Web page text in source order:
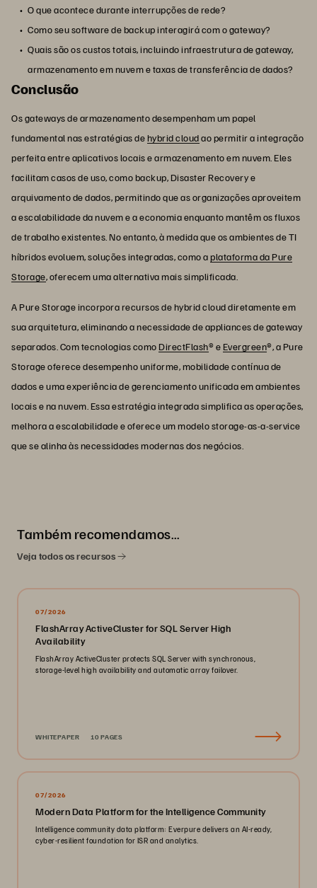
O que acontece durante interrupções de rede?
Como seu software de backup interagirá com o gateway?
Quais são os custos totais, incluindo infraestrutura de gateway,
armazenamento em nuvem e taxas de transferência de dados?
Conclusão
Os gateways de armazenamento desempenham um papel
fundamental nas estratégias dehybrid cloudao permitir a integração
perfeita entre aplicativos locais e armazenamento em nuvem. Eles
facilitam casos de uso, como backup, Disaster Recovery e
arquivamento de dados, permitindo que as organizações aproveitem
a escalabilidade da nuvem e a economia enquanto mantêm os fluxos
de trabalho existentes. No entanto, à medida que os ambientes de TI
híbridos evoluem, soluções integradas, como aplataforma da Pure
Storage, oferecem uma alternativa mais simplificada.
A Pure Storage incorpora recursos de hybrid cloud diretamente em
sua arquitetura, eliminando a necessidade de appliances de gateway
separados. Com tecnologias comoDirectFlash® eEvergreen®, a Pure
Storage oferece desempenho uniforme, mobilidade contínua de
dados e uma experiência de gerenciamento unificada em ambientes
locais e na nuvem. Essa estratégia integrada simplifica as operações,
melhora a escalabilidade e oferece um modelo storage-as-a-service
que se alinha às necessidades modernas dos negócios.
Também recomendamos…
Veja todos os recursos
07/2026
FlashArray ActiveCluster for SQL Server High
Availability
FlashArray ActiveCluster protects SQL Server with synchronous,
storage-level high availability and automatic array failover.
WHITEPAPER 10 PAGES
07/2026
Modern Data Platform for the Intelligence Community
Intelligence community data platform: Everpure delivers an AI-ready,
cyber-resilient foundation for ISR and analytics.